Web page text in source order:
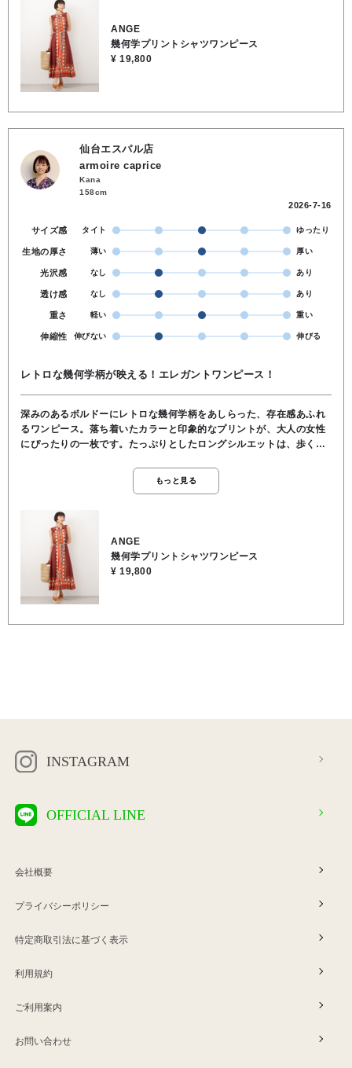
ANGE
幾何学プリントシャツワンピース
¥ 19,800
仙台エスパル店
armoire caprice
Kana
158cm
2026-7-16
サイズ感 タイト ゆったり
生地の厚さ 薄い 厚い
光沢感 なし あり
透け感 なし あり
重さ 軽い 重い
伸縮性 伸びない 伸びる
レトロな幾何学柄が映える！エレガントワンピース！
深みのあるボルドーにレトロな幾何学柄をあしらった、存在感あふれ
るワンピース。落ち着いたカラーと印象的なプリントが、大人の女性
にぴったりの一枚です。たっぷりとしたロングシルエットは、歩くた
プベルトでウエストマークすれば、メリハリのあるシルエットも楽し
めます。さらさら通気性の良い生地で蒸し暑い夏にもぴったりです。
に、スニーカーでカジュアルダウンするのもおすすめ。今からロング
シーズン活躍してくれる、大人の着映えワンピースです。◼️着丈
126cm◼️手洗い可能
もっと見る
ANGE
幾何学プリントシャツワンピース
¥ 19,800
INSTAGRAM
OFFICIAL LINE
会社概要
プライバシーポリシー
特定商取引法に基づく表示
利用規約
ご利用案内
お問い合わせ